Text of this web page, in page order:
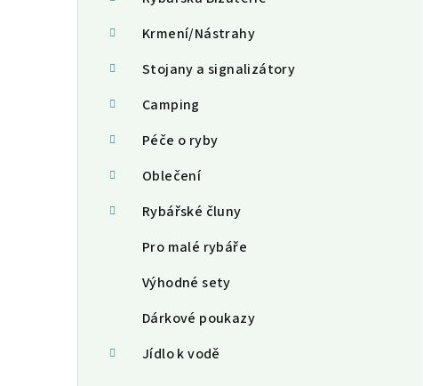
Krmení/Nástrahy
Stojany a signalizátory
Camping
Péče o ryby
Oblečení
Rybářské čluny
Pro malé rybáře
Výhodné sety
Dárkové poukazy
Jídlo k vodě